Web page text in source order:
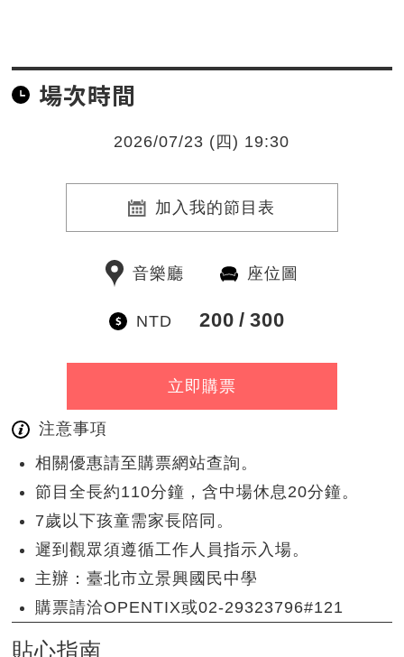
場次時間
2026/07/23 (四) 19:30
加入我的節目表
音樂廳 座位圖
NTD 200 300
立即購票
注意事項
相關優惠請至購票網站查詢。
節目全長約110分鐘，含中場休息20分鐘。
7歲以下孩童需家長陪同。
遲到觀眾須遵循工作人員指示入場。
主辦：臺北市立景興國民中學
購票請洽OPENTIX或02-29323796#121
貼心指南